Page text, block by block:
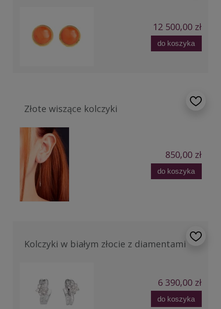
12 500,00 zł
do koszyka
Złote wiszące kolczyki
850,00 zł
do koszyka
Kolczyki w białym złocie z diamentami
6 390,00 zł
do koszyka